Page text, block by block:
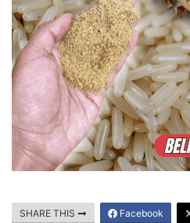
SHARE THIS Facebook